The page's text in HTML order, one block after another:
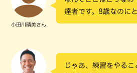
小田川晴美さん
達者です。8歳なのに
じゃあ、練習をやる